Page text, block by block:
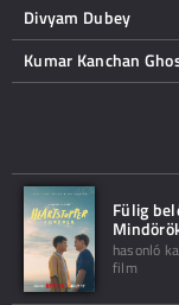
Divyam Dubey
Kumar Kanchan
Fülig
hasonló
film